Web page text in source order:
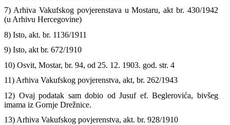
7) Arhiva Vakufskog povjerenstava u Mostaru, akt br. 430/1942
(u Arhivu Hercegovine)
8) Isto, akt. br. 1136/1911
9) Isto, akt br. 672/1910
10) Osvit, Mostar, br. 94, od 25. 12. 1903. god. str. 4
11) Arhiva Vakufskog povjerenstva, akt, br. 262/1943
12) Ovaj podatak sam dobio od Jusuf ef. Beglerovića, bivšeg
imama iz Gornje Drežnice.
13) Arhiva Vakufskog povjerenstva, akt. br. 928/1910